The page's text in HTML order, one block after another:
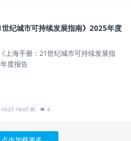
纪城市可持续发展指南》2025年度
上海手册：21世纪城市可持续发展指
度报告
10-27 16:07:30 4